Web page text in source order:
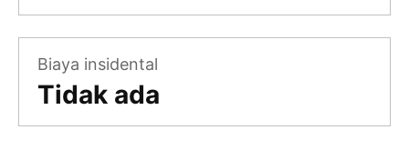
Biaya insidental
Tidak ada